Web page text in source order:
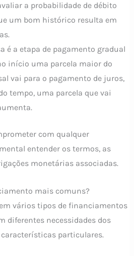
a probabilidade de débito
um bom histórico resulta em
é a etapa de pagamento gradual
início uma parcela maior do
vai para o pagamento de juros,
tempo, uma parcela que vai
com qualquer
entender os termos, as
monetárias associadas.
mais comuns?
vários tipos de financiamentos
diferentes necessidades dos
particulares.